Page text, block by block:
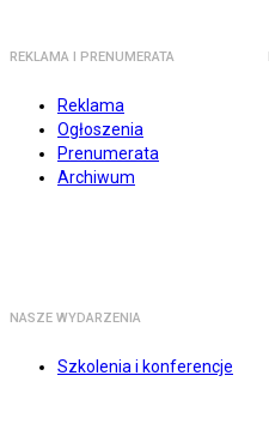
REKLAMA I PRENUMERATA
Reklama
Ogłoszenia
Prenumerata
Archiwum
NASZE WYDARZENIA
Szkolenia i konferencje